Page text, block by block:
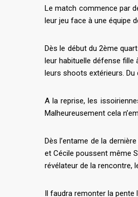
Le match commence par
leur jeu face à une équipe
Dès le début du 2ème
leur habituelle défense fille
leurs shoots extérieurs.
A la reprise, les
Malheureusement cela
Dès l’entame de la
et Cécile poussent même
révélateur de la rencontre,
Il faudra remonter la pente